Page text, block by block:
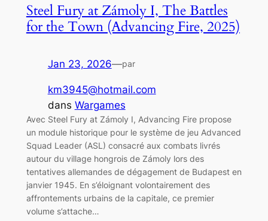
Steel Fury at Zámoly I, The Battles
for the Town (Advancing Fire, 2025)
Jan 23, 2026—par
km3945@hotmail.com
dans Wargames
Avec Steel Fury at Zámoly I, Advancing Fire propose
un module historique pour le système de jeu Advanced
Squad Leader (ASL) consacré aux combats livrés
autour du village hongrois de Zámoly lors des
tentatives allemandes de dégagement de Budapest en
janvier 1945. En s’éloignant volontairement des
affrontements urbains de la capitale, ce premier
volume s’attache…